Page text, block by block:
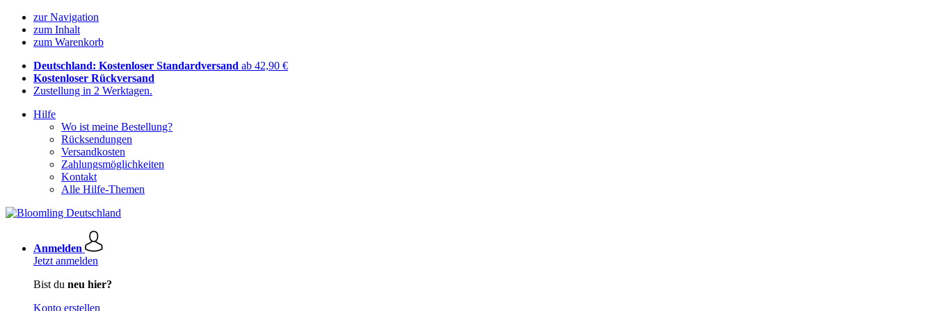
zur Navigation
zum Inhalt
zum Warenkorb
Deutschland: Kostenloser Standardversand ab 42,90 €
Kostenloser Rückversand
Zustellung in 2 Werktagen.
Hilfe
Wo ist meine Bestellung?
Rücksendungen
Versandkosten
Zahlungsmöglichkeiten
Kontakt
Alle Hilfe-Themen
Anmelden
Jetzt anmelden
Bist du neu hier?
Konto erstellen